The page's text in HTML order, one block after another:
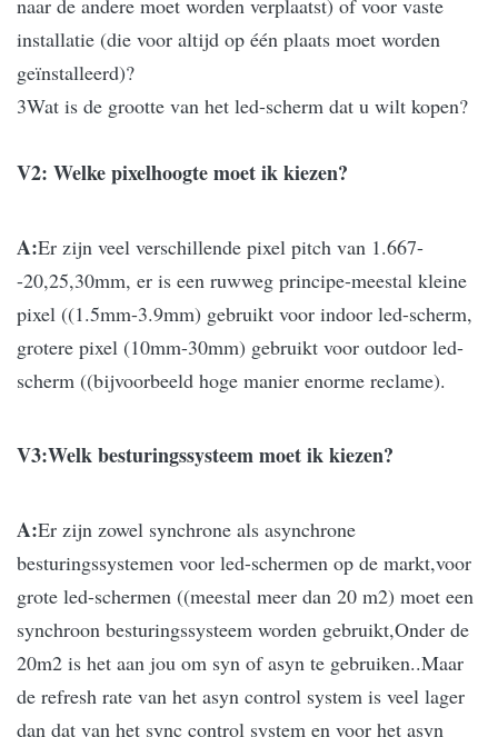
naar de andere moet worden verplaatst) of voor vaste
installatie (die voor altijd op één plaats moet worden
geïnstalleerd)?
3Wat is de grootte van het led-scherm dat u wilt kopen?
V2: Welke pixelhoogte moet ik kiezen?
A:Er zijn veel verschillende pixel pitch van 1.667-
-20,25,30mm, er is een ruwweg principe-meestal kleine
pixel ((1.5mm-3.9mm) gebruikt voor indoor led-scherm,
grotere pixel (10mm-30mm) gebruikt voor outdoor led-
scherm ((bijvoorbeeld hoge manier enorme reclame).
V3:Welk besturingssysteem moet ik kiezen?
A:Er zijn zowel synchrone als asynchrone
besturingssystemen voor led-schermen op de markt,voor
grote led-schermen ((meestal meer dan 20 m2) moet een
synchroon besturingssysteem worden gebruikt,Onder de
20m2 is het aan jou om syn of asyn te gebruiken..Maar
de refresh rate van het asyn control system is veel lager
dan dat van het sync control system en voor het asyn